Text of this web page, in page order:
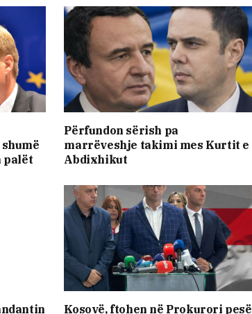
palët
Përfundon sërish pa
marrëveshje takimi mes Kurtit e
Abdixhikut
Kosovë, ftohen në Prokurori pesë